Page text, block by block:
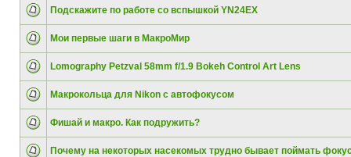
Подскажите по работе со вспышкой YN24EX
Мои первые шаги в МакроМир
Lomography Petzval 58mm f/1.9 Bokeh Control Art Lens
Макрокольца для Nikon с автофокусом
Фишай и макро. Как подружить?
Почему на некоторых насекомых трудно бывает поймать